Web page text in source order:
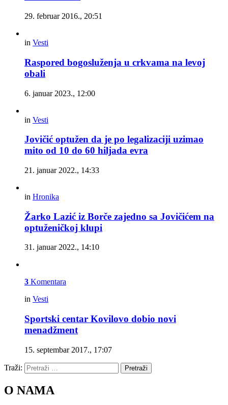
29. februar 2016., 20:51
in Vesti
Raspored bogosluženja u crkvama na levoj
obali
6. januar 2023., 12:00
in Vesti
Jovičić optužen da je po legalizaciji uzimao
mito od 10 do 60 hiljada evra
21. januar 2022., 14:33
in Hronika
Žarko Lazić iz Borče zajedno sa Jovičićem na
optuženičkoj klupi
31. januar 2022., 14:10
3 Komentara
in Vesti
Sportski centar Kovilovo dobio novi
menadžment
15. septembar 2017., 17:07
Traži: Pretraži
O NAMA